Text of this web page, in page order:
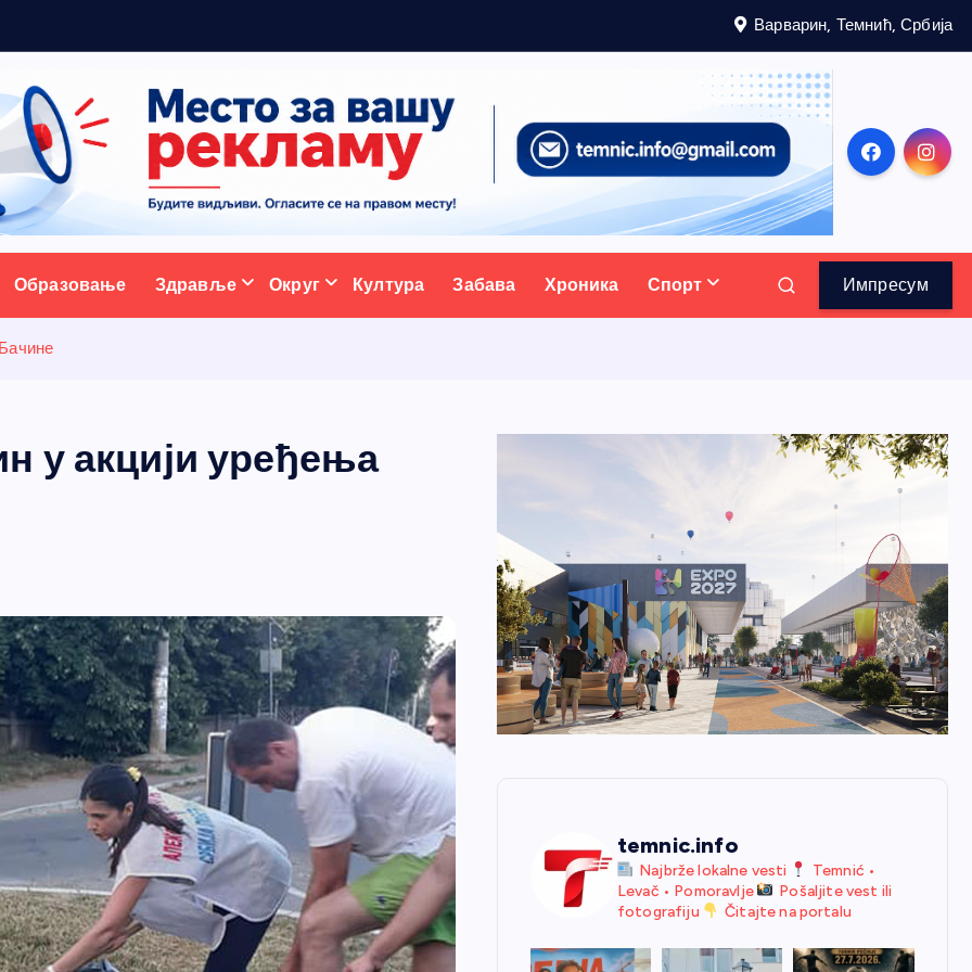
Варварин, Темнић, Србија
портал
Образовање Здравље Округ Култура Забава Хроника Спорт Импресум
у акцији уређења
temnic.info
Najbrže lokalne vesti
Temnić •
Levač • Pomoravlje
Pošaljite vest ili
fotografiju
Čitajte na portalu